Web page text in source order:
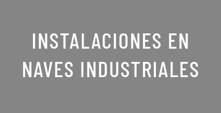
INSTALACIONES EN
NAVES INDUSTRIALES